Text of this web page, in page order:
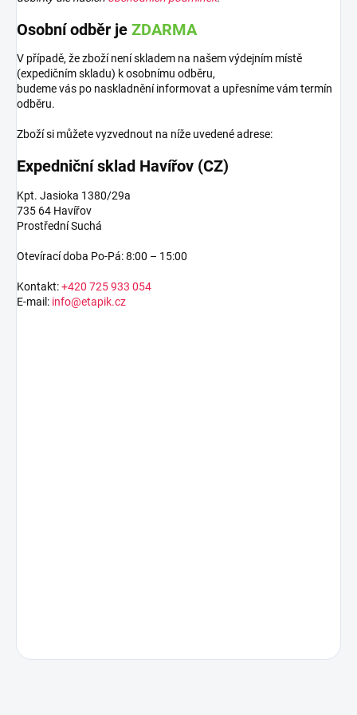
Osobní odběr je ZDARMA
V případě, že zboží není skladem na našem výdejním místě
(expedičním skladu) k osobnímu odběru,
budeme vás po naskladnění informovat a upřesníme vám termín
odběru.
Zboží si můžete vyzvednout na níže uvedené adrese:
Expedniční sklad Havířov (CZ)
Kpt. Jasioka 1380/29a
735 64 Havířov
Prostřední Suchá
Otevírací doba Po-Pá: 8:00 – 15:00
Kontakt:+420 725 933 054
E-mail: info@etapik.cz